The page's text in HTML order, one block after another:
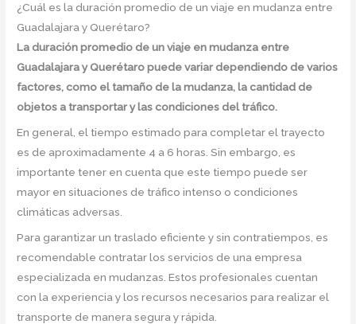
¿Cuál es la duración promedio de un viaje en mudanza entre
Guadalajara y Querétaro?
La duración promedio de un viaje en mudanza entre
Guadalajara y Querétaro puede variar dependiendo de varios
factores, como el tamaño de la mudanza, la cantidad de
objetos a transportar y las condiciones del tráfico.
En general, el tiempo estimado para completar el trayecto
es de aproximadamente 4 a 6 horas. Sin embargo, es
importante tener en cuenta que este tiempo puede ser
mayor en situaciones de tráfico intenso o condiciones
climáticas adversas.
Para garantizar un traslado eficiente y sin contratiempos, es
recomendable contratar los servicios de una empresa
especializada en mudanzas. Estos profesionales cuentan
con la experiencia y los recursos necesarios para realizar el
transporte de manera segura y rápida.